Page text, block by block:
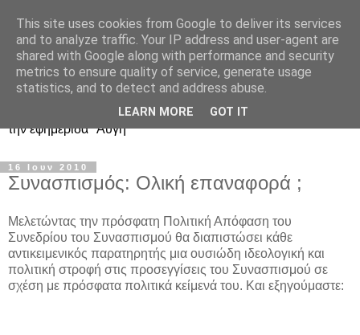
Ιστολόγιο Διαλόγου για
ΣΥΝ και ΣΥΡΙΖΑ
Περί ΣΥΝ, ΣΥΡΙΖΑ και ευρωεκλογικού αποτελέσματος: από
την εφημερίδα "Αυγή"
16 Ιουν 2010
Συνασπισμός: Ολική επαναφορά ;
Μελετώντας την πρόσφατη Πολιτική Απόφαση του
Συνεδρίου του Συνασπισμού θα διαπιστώσει κάθε
αντικειμενικός παρατηρητής μια ουσιώδη ιδεολογική και
πολιτική στροφή στις προσεγγίσεις του Συνασπισμού σε
σχέση με πρόσφατα πολιτικά κείμενά του. Και εξηγούμαστε:
This site uses cookies from Google to deliver its services
and to analyze traffic. Your IP address and user-agent are
shared with Google along with performance and security
metrics to ensure quality of service, generate usage
statistics, and to detect and address abuse.
LEARN MORE GOT IT